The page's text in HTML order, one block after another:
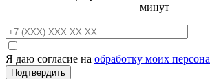
минут
Я даю согласие на обработку моих